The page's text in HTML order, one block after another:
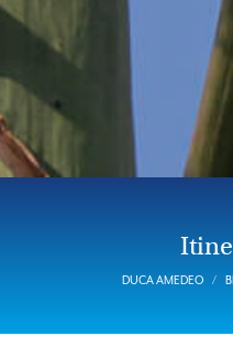
DUCA AMEDEO